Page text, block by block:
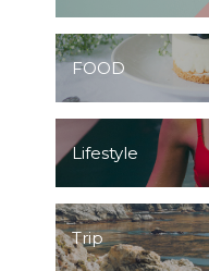
FOOD
Lifestyle
Trip